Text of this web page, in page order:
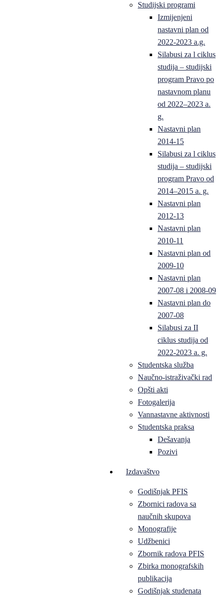
Studijski programi
Izmijenjeni
nastavni plan od
2022-2023 a.g.
Silabusi za l ciklus
studija – studijski
program Pravo po
nastavnom planu
od 2022–2023 a.
g.
Nastavni plan
2014-15
Silabusi za l ciklus
studija – studijski
program Pravo od
2014–2015 a. g.
Nastavni plan
2012-13
Nastavni plan
2010-11
Nastavni plan od
2009-10
Nastavni plan
2007-08 i 2008-09
Nastavni plan do
2007-08
Silabusi za II
ciklus studija od
2022-2023 a. g.
Studentska služba
Naučno-istraživački rad
Opšti akti
Fotogalerija
Vannastavne aktivnosti
Studentska praksa
Dešavanja
Pozivi
Izdavaštvo
Godišnjak PFIS
Zbornici radova sa
naučnih skupova
Monografije
Udžbenici
Zbornik radova PFIS
Zbirka monografskih
publikacija
Godišnjak studenata